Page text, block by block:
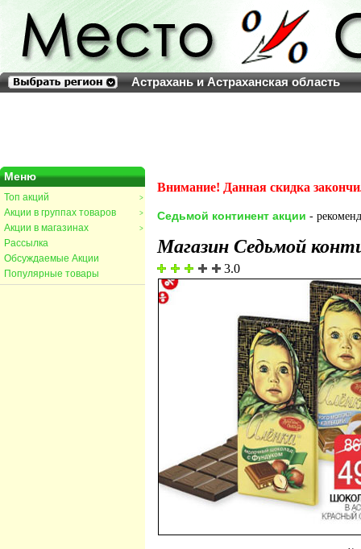
Астрахань и Астраханская область
Меню
>
Топ акций
>
Акции в группах товаров
>
Акции в магазинах
Рассылка
Обсуждаемые Акции
Популярные товары
Внимание! Данная скидка
Седьмой континент акции -
Магазин Седьмой
3.0